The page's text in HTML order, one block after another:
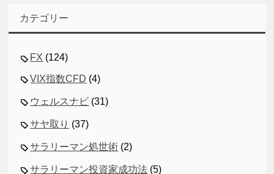
カテゴリー
FX (124)
VIX指数CFD (4)
ウェルスナビ (31)
サヤ取り (37)
サラリーマン処世術 (2)
サラリーマン投資家成功法 (5)